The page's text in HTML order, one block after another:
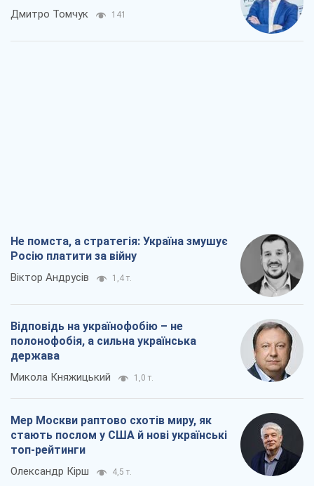
Дмитро Томчук 141
Не помста, а стратегія: Україна змушує
Росію платити за війну
Віктор Андрусів 1,4 т.
Відповідь на українофобію – не
полонофобія, а сильна українська
держава
Микола Княжицький 1,0 т.
Мер Москви раптово схотів миру, як
стають послом у США й нові українські
топ-рейтинги
Олександр Кірш 4,5 т.